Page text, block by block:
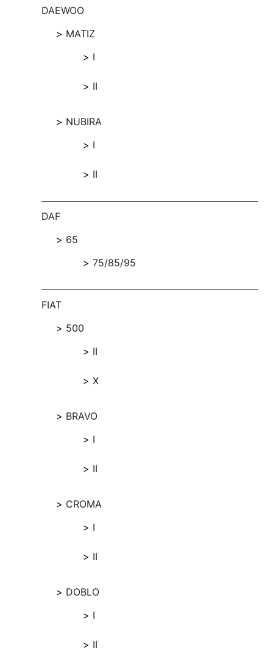
DAEWOO
MATIZ
I
II
NUBIRA
I
II
DAF
65
75/85/95
FIAT
500
II
X
BRAVO
I
II
CROMA
I
II
DOBLO
I
II